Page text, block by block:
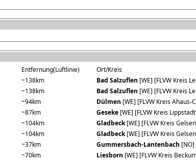
Entfernung(Luftlinie)
Ort/Kreis
~138km Bad Salzuflen [WE] [FLVW Kreis
~138km Bad Salzuflen [WE] [FLVW Kreis
~94km Dülmen [WE] [FLVW Kreis Ahaus-
~87km Geseke [WE] [FLVW Kreis
~104km Gladbeck[WE] [FLVW Kreis
~104km Gladbeck[WE] [FLVW Kreis
~37km Gummersbach-Lantenbach [NO]
~70km Liesborn [WE] [FLVW Kreis